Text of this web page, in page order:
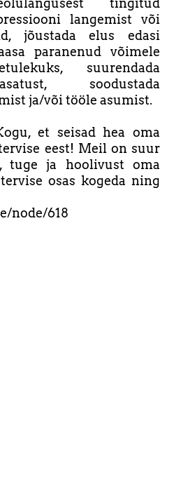
tingitud
langemist või
jõustada elus edasi
paranenud võimele
suurendada
soodustada
ja/või tööle asumist.
et seisad hea oma
eest! Meil on suur
tuge ja hoolivust oma
osas kogeda ning
node/618